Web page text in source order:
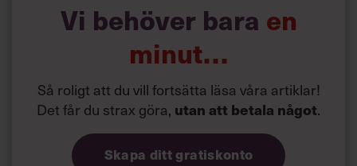
tillbaka, menar Melody Wilding.
Vi behöver bara en
minut…
Så roligt att du vill fortsätta läsa våra artiklar!
Det får du strax göra, utan att betala något.
Skapa ditt gratiskonto